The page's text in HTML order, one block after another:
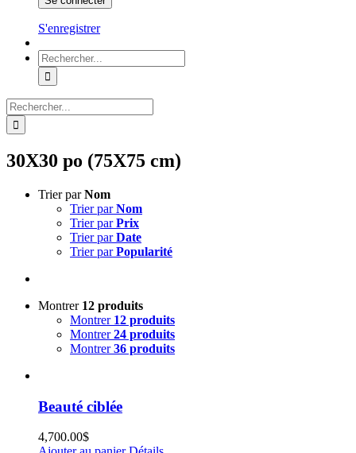
S'enregistrer
Rechercher:
Rechercher:
30X30 po (75X75 cm)
Trier parNom
Trier parNom
Trier parPrix
Trier parDate
Trier parPopularité
Montrer 12 produits
Montrer 12 produits
Montrer24 produits
Montrer36 produits
Beauté ciblée
4,700.00$